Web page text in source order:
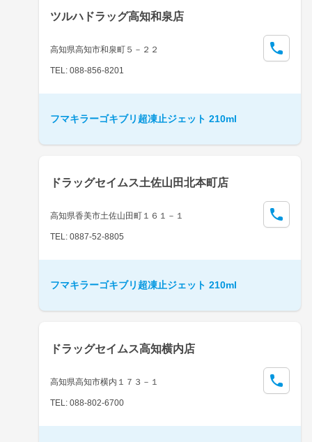
ツルハドラッグ高知和泉店
高知県高知市和泉町５－２２
TEL: 088-856-8201
フマキラーゴキブリ超凍止ジェット 210ml
ドラッグセイムス土佐山田北本町店
高知県香美市土佐山田町１６１－１
TEL: 0887-52-8805
フマキラーゴキブリ超凍止ジェット 210ml
ドラッグセイムス高知横内店
高知県高知市横内１７３－１
TEL: 088-802-6700